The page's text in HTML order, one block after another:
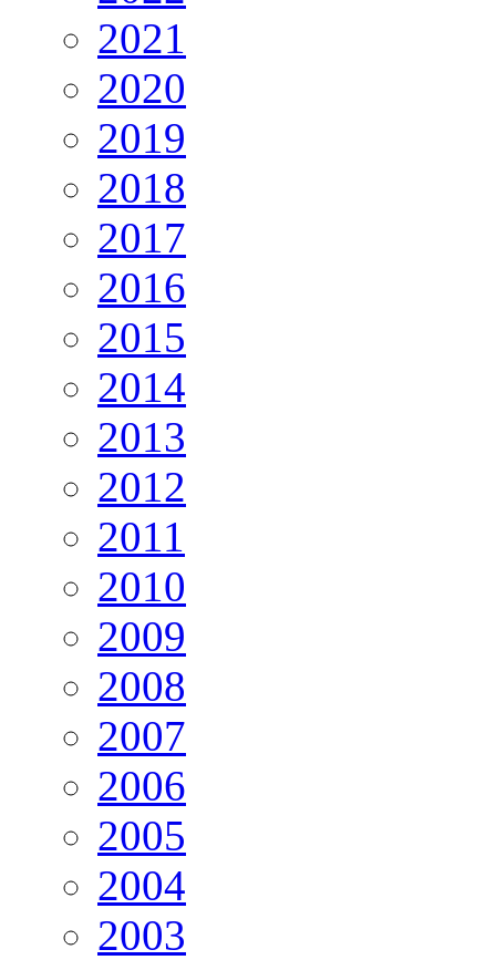
2021
2020
2019
2018
2017
2016
2015
2014
2013
2012
2011
2010
2009
2008
2007
2006
2005
2004
2003